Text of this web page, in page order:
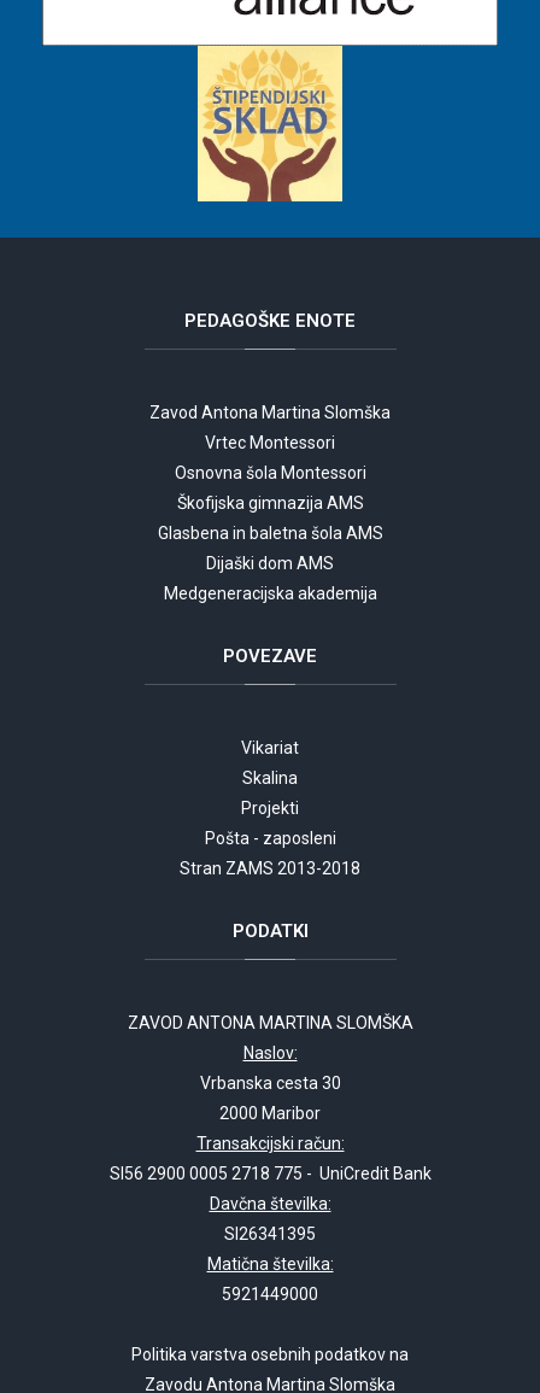
PEDAGOŠKE ENOTE
Zavod Antona Martina Slomška
Vrtec Montessori
Osnovna šola Montessori
Škofijska gimnazija AMS
Glasbena in baletna šola AMS
Dijaški dom AMS
Medgeneracijska akademija
POVEZAVE
Vikariat
Skalina
Projekti
Pošta - zaposleni
Stran ZAMS 2013-2018
PODATKI
ZAVOD ANTONA MARTINA SLOMŠKA
Naslov:
Vrbanska cesta 30
2000 Maribor
Transakcijski račun:
SI56 2900 0005 2718 775 - UniCredit Bank
Davčna številka:
SI26341395
Matična številka:
5921449000
Politika varstva osebnih podatkov na
Zavodu Antona Martina Slomška